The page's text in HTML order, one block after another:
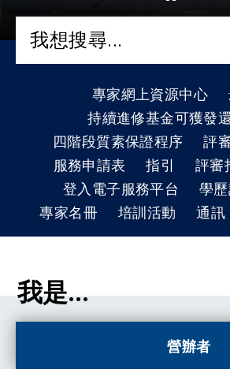
專家網上資源中心
持續進修基金可獲發
四階段質素保證程序
評
服務申請表
指引
評審
登入電子服務平台
學
專家名冊
培訓活動 通訊
我是...
營辦者